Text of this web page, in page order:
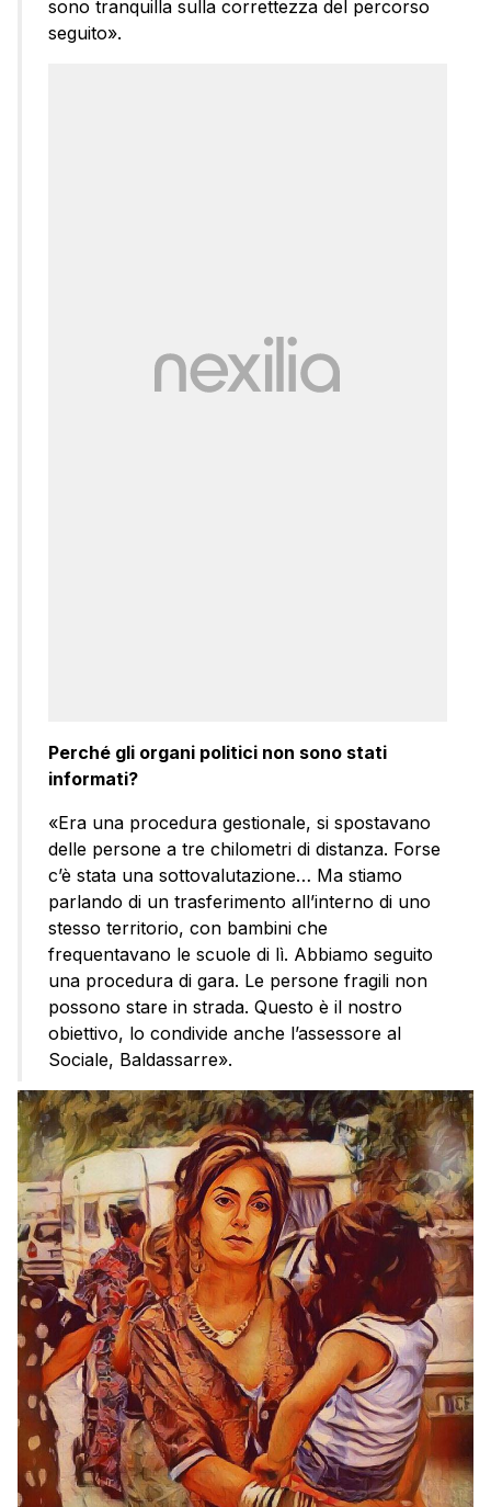
sono tranquilla sulla correttezza del percorso
seguito».
Perché gli organi politici non sono stati
informati?
«Era una procedura gestionale, si spostavano
delle persone a tre chilometri di distanza. Forse
c’è stata una sottovalutazione… Ma stiamo
parlando di un trasferimento all’interno di uno
stesso territorio, con bambini che
frequentavano le scuole di lì. Abbiamo seguito
una procedura di gara. Le persone fragili non
possono stare in strada. Questo è il nostro
obiettivo, lo condivide anche l’assessore al
Sociale, Baldassarre».